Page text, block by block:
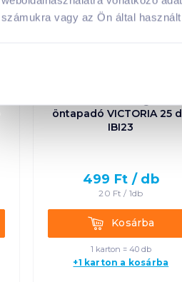
számukra vagy az Ön által
öntapadó VICTORIA 25
IBI23
499 Ft / db
20 Ft / 1db
KosárbaKosárba
1 karton = 40 db
+1 karton a kosárba